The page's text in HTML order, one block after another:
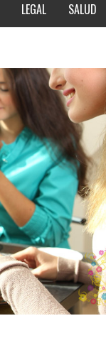
LEGAL SALUD